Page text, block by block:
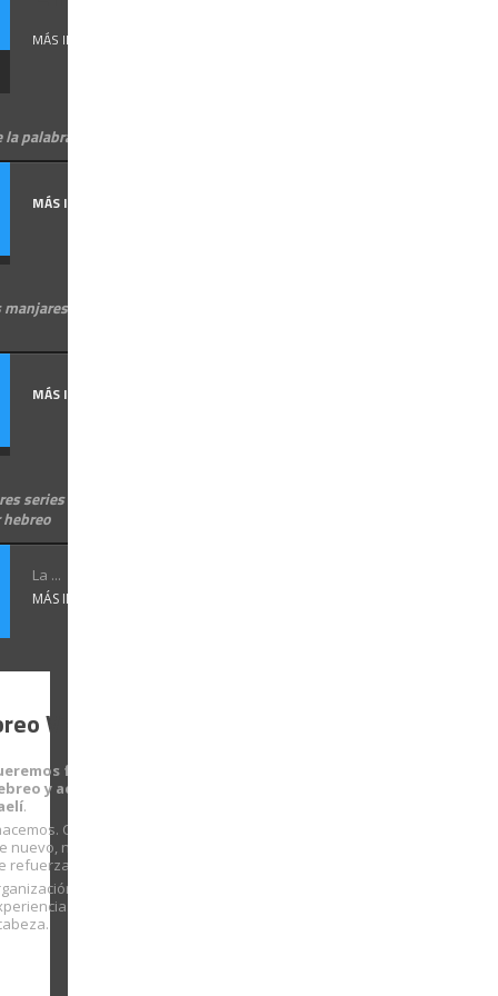
MÁS INFORMACIÓN
palabra IVRIT hebreo
MÁS INFORMACIÓN
de buen gusto, en
MÁS INFORMACIÓN
series israelíes para
La ...
MÁS INFORMACIÓN
Vivo
facilitarte
y acercarte a la
.
Con cada
nuevo, nuestra
refuerza.
sólida que
con